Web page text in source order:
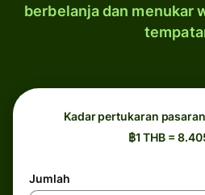
berbelanja dan menukar
Kadar pertukaran
฿1 THB =
Jumlah